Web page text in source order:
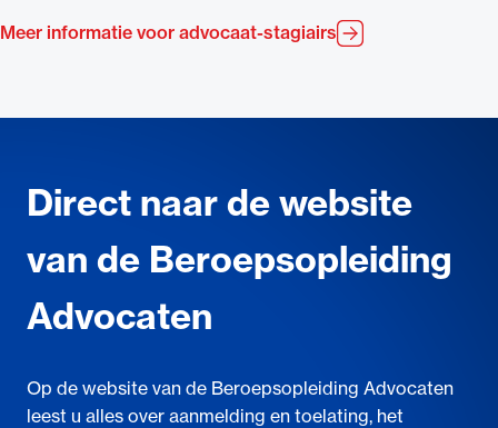
Meer informatie voor advocaat-stagiairs
Direct naar de website
van de Beroepsopleiding
Advocaten
Op de website van de Beroepsopleiding Advocaten
leest u alles over aanmelding en toelating, het